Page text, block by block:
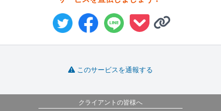
このサービスを通報する
クライアントの皆様へ